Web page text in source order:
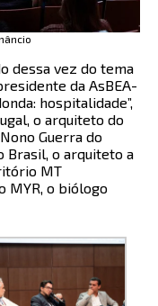
dessa vez do tema
da AsBEA-
hospitalidade”,
o arquiteto do
Guerra do
Brasil, o arquiteto a
MT
MYR, o biólogo